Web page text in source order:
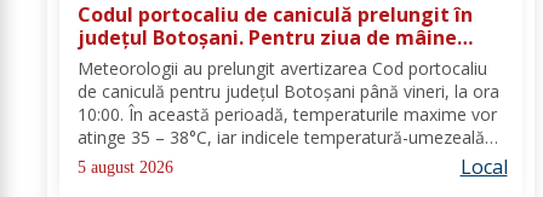
Codul portocaliu de caniculă prelungit în
județul Botoșani. Pentru ziua de mâine
sunt prognozate și furtuni
Meteorologii au prelungit avertizarea Cod portocaliu
de caniculă pentru județul Botoșani până vineri, la ora
10:00. În această perioadă, temperaturile maxime vor
atinge 35 – 38°C, iar indicele temperatură-umezeală
va depăși pragul critic de 80 de unități. Nopțile vor
rămâne tropicale, cu minime...
5 august 2026 Local